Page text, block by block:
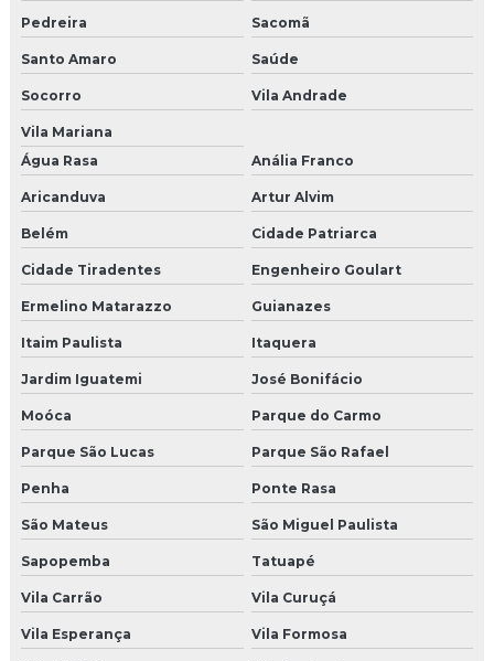
Brinquedão para buffet
Agencia produtora de eventos sp
Empresa de produção de eventos
Empresas de produção de eventos em sp
Empresas organizadoras de congressos
Produtora de eventos corporativos em sp
Produtora de shows e eventos sp
Agencia campanha de incentivo
Agencia de endomarketing
Agencia de endomarketing sp
Agencia de incentivo
Empresa de brindes corporativos
Pedreira Sacomã
Santo Amaro Saúde
Socorro Vila Andrade
Vila Mariana
Água Rasa
Anália Franco
Aricanduva Artur Alvim
Belém Cidade Patriarca
Cidade Tiradentes Engenheiro Goulart
Ermelino Matarazzo Guianazes
Itaim Paulista Itaquera
Jardim Iguatemi José Bonifácio
Moóca Parque do Carmo
Parque São Lucas Parque São Rafael
Penha Ponte Rasa
São Mateus São Miguel Paulista
Sapopemba Tatuapé
Vila Carrão Vila Curuçá
Vila Esperança Vila Formosa